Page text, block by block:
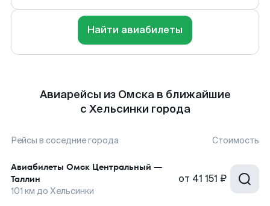
Найти авиабилеты
Авиарейсы из Омска в ближайшие
с Хельсинки города
Рейсы в соседние города Стоимость
Авиабилеты Омск Центральный —
Таллин
101 км до Хельсинки
от 41 151 ₽